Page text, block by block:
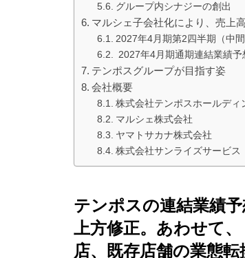
グループ内シナジーの創出
マルシェ子会社化により、売上
2027年4月期第2四半期（中
2027年4月期通期連結業績予
テンポスグループが目指す姿
会社概要
株式会社テンポスホールディ
マルシェ株式会社
ヤマトサカナ株式会社
株式会社サンライズサービス
テンポスの連結業績
上方修正。あわせて
店、既存店舗の業態